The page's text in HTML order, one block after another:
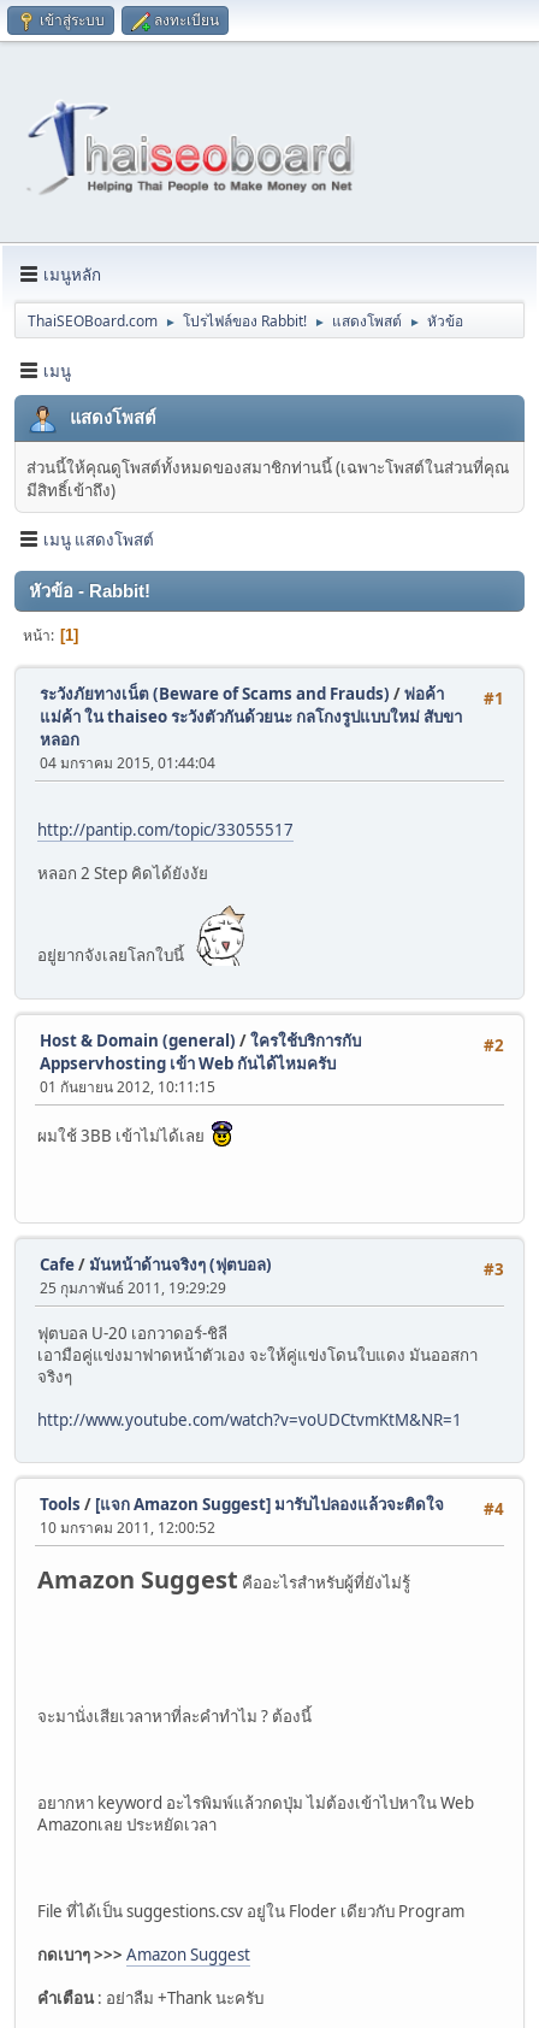
เข้าสู่ระบบ ลงทะเบียน
เมนูหลัก
ThaiSEOBoard.com ► โปรไฟล์ของ Rabbit! ► แสดงโพสต์ ► หัวข้อ
เมนู
แสดงโพสต์
ส่วนนี้ให้คุณดูโพสต์ทั้งหมดของสมาชิกท่านนี้ (เฉพาะโพสต์ในส่วนที่คุณ
มีสิทธิ์เข้าถึง)
เมนู แสดงโพสต์
หัวข้อ - Rabbit!
หน้า 1
#1
ระวังภัยทางเน็ต (Beware of Scams and Frauds) /พ่อค้า
แม่ค้า ใน thaiseo ระวังตัวกันด้วยนะ กลโกงรูปแบบใหม่ สับขา
หลอก
04 มกราคม 2015, 01:44:04
http://pantip.com/topic/33055517
หลอก 2 Step คิดได้ยังงัย
อยู่ยากจังเลยโลกใบนี้
#2
Host & Domain (general) /ใครใช้บริการกับ
Appservhosting เข้า Web กันได้ไหมครับ
01 กันยายน 2012, 10:11:15
ผมใช้ 3BB เข้าไม่ได้เลย
#3
Cafe/ มันหน้าด้านจริงๆ (ฟุตบอล)
25 กุมภาพันธ์ 2011, 19:29:29
ฟุตบอล U-20 เอกวาดอร์-ชิลี
เอามือคู่แข่งมาฟาดหน้าตัวเอง จะให้คู่แข่งโดนใบแดง มันออสกา
จริงๆ
http://www.youtube.com/watch?v=voUDCtvmKtM&NR=1
#4
Tools / [แจก Amazon Suggest] มารับไปลองแล้วจะติดใจ
10 มกราคม 2011, 12:00:52
Amazon Suggest คืออะไรสำหรับผู้ที่ยังไม่รู้
จะมานั่งเสียเวลาหาที่ละคำทำไม ? ต้องนี้
อยากหา keyword อะไรพิมพ์แล้วกดปุ่ม ไม่ต้องเข้าไปหาใน Web
Amazonเลย ประหยัดเวลา
File ที่ได้เป็น suggestions.csv อยู่ใน Floder เดียวกับ Program
กดเบาๆ >>> Amazon Suggest
คำเตือน: อย่าลืม +Thank นะครับ